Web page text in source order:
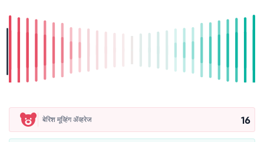
बेरिश मूव्हिंग ॲव्हरेज 16